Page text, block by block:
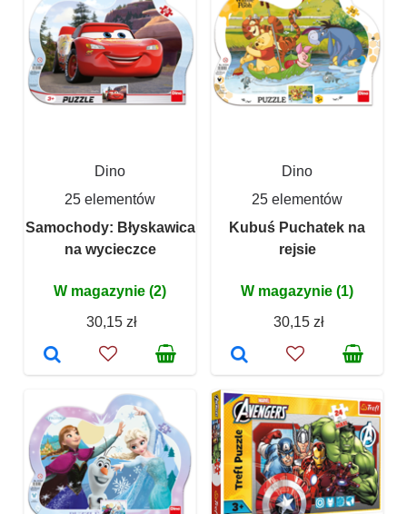
Dino
25 elementów
Samochody: Błyskawica
na wycieczce
W magazynie (2)
30,15 zł
Dino
25 elementów
Kubuś Puchatek na
rejsie
W magazynie (1)
30,15 zł